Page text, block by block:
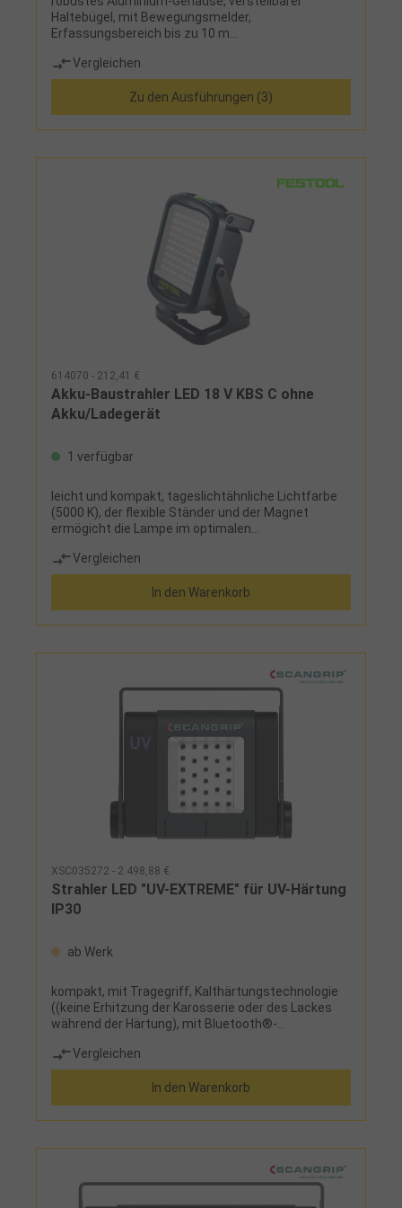
Haltebügel, mit Bewegungsmelder,
Erfassungsbereich bis zu 10 m
Erfassungswinkel ca. 180°, Einschaltdauer
zwischen 10 sek bis 5 min regelbar und
Dämmerungssensor, Lieferung ohne
Anschlusskabel, Energieeffizienzklasse D
Vergleichen
Zu den Ausführungen (3)
614070 - 212,41 €
Akku-Baustrahler LED 18 V KBS C ohne
Akku/Ladegerät
1 verfügbar
leicht und kompakt, tageslichtähnliche Lichtfarbe
(5000 K), der flexible Ständer und der Magnet
ermögicht die Lampe im optimalen
Hängelampe zu benutzen, stufenlos dimmbar, 2,5 h
Leuchtdauer (bei 5 Ah Akku), kompatibel mit allen
Akkus Festool (außer Ergopack), Lieferung ohne
Akku und ohne Ladegerät
Vergleichen
In den Warenkorb
XSC035272 - 2.498,88 €
Strahler LED "UV-EXTREME" für UV-Härtung
IP30
ab Werk
kompakt, mit Tragegriff, Kalthärtungstechnologie
((keine Erhitzung der Karosserie oder des Lackes
während der Härtung), mit Bluetooth®-
Abstand: > 80 mW/cm², Zentrum 398
mW/cm²Härtedurchmesser in 10 cm Abstand: 22
cmBestrahlungsstärke in 40 cm Abstand: > 6
mW/cm², Zentrum 35 mW/cm²Härtedurchmesser
in 40 cm Abstand: 90 cmBestrahlungsstärke in 60
mW/cm²Härtedurchmesser in 60 cm Abstand: 95
cmUV-Wellenlänge: 395-400 cmEinsatz: für sehr
schnelle und effiziente UV-Härtung von großen
Vergleichen
In den Warenkorb